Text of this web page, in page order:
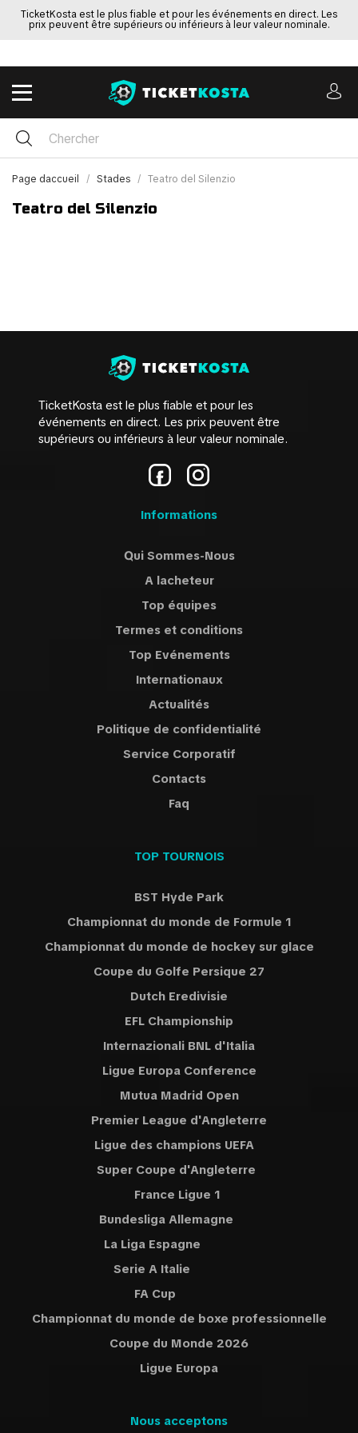
TicketKosta est le plus fiable et pour les événements en direct. Les
prix peuvent être supérieurs ou inférieurs à leur valeur nominale.
Page daccueil Stades Teatro del Silenzio
Teatro del Silenzio
TicketKosta est le plus fiable et pour les
événements en direct. Les prix peuvent être
supérieurs ou inférieurs à leur valeur nominale.
Informations
Qui Sommes-Nous
A lacheteur
Top équipes
Termes et conditions
Top Evénements
Internationaux
Actualités
Politique de confidentialité
Service Corporatif
Contacts
Faq
TOP TOURNOIS
BST Hyde Park
Championnat du monde de Formule 1
Championnat du monde de hockey sur glace
Coupe du Golfe Persique 27
Dutch Eredivisie
EFL Championship
Internazionali BNL d'Italia
Ligue Europa Conference
Mutua Madrid Open
Premier League d'Angleterre
Ligue des champions UEFA
Super Coupe d'Angleterre
France Ligue 1
Bundesliga Allemagne
La Liga Espagne
Serie A Italie
FA Cup
Championnat du monde de boxe professionnelle
Coupe du Monde 2026
Ligue Europa
Nous acceptons